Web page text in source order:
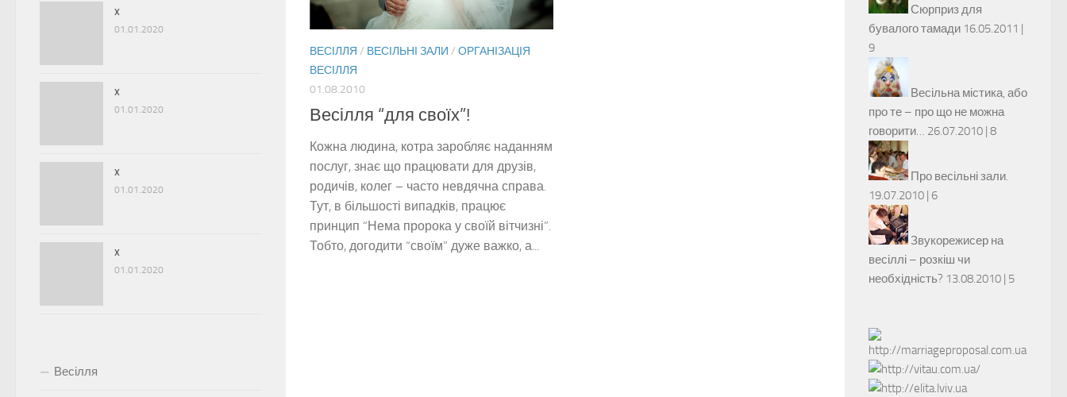
ВЕСІЛЛЯ / ВЕСІЛЬНІ ЗАЛИ / ОРГАНІЗАЦІЯ
ВЕСІЛЛЯ
01.08.2010
Весілля “для своїх”!
Кожна людина, котра заробляє наданням
послуг, знає що працювати для друзів,
родичів, колег – часто невдячна справа.
Тут, в більшості випадків, працює
принцип “Нема пророка у своїй вітчизні”.
Тобто, догодити “своїм” дуже важко, а...
x
01.01.2020
x
01.01.2020
x
01.01.2020
x
01.01.2020
Весілля
Сюрприз для
бувалого тамади 16.05.2011 |
9
Весільна містика, або
про те – про що не можна
говорити… 26.07.2010 | 8
Про весільні зали.
19.07.2010 | 6
Звукорежисер на
весіллі – розкіш чи
необхідність? 13.08.2010 | 5